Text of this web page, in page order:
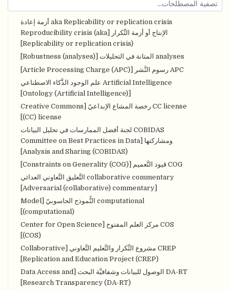
aka Replicability or replication crisis أزمة إعادة
الإنتاج أو أزمة التِّكرار [Reproducibility crisis (aka
Replicability or replication crisis)]
analyses المتانة في التحليلات [Robustness (analyses)]
APC رسوم النَّشر [Article Processing Charge (APC)]
Artificial Intelligence علم الوجود الذَّكاء الاصطناعي
[Ontology (Artificial Intelligence)]
CC license رخصة المشاع الإبداعيّ [Creative Commons
(CC) license]
COBIDAS لجنة أفضل الممارسات في تحليل البيانات
ومشاركتها [Committee on Best Practices in Data
Analysis and Sharing (COBIDAS)]
COG قيود التَّعميم [Constraints on Generality (COG)]
collaborative commentary التَّعليق التَّعاوني العدائي
[Adversarial (collaborative) commentary]
computational النُّموذج الحاسوبيّ [Model
(computational)]
COS مركز العلم المفتوح [Center for Open Science
(COS)]
CREP مشروع التِّكرار والتَّعليم التَّعاوني [Collaborative
Replication and Education Project (CREP)]
DA-RT الوصول للبيانات وشفافيَّة البحث [Data Access and
Research Transparency (DA-RT)]